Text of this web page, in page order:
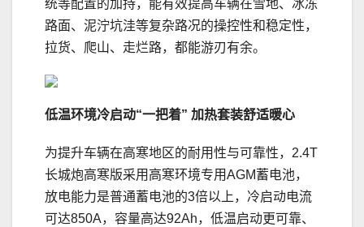
统等配置的加持，能有效提高车辆在雪地、冰冻
路面、泥泞坑洼等复杂路况的操控性和稳定性，
拉货、爬山、走烂路，都能游刃有余。
低温环境冷启动“一把着” 加热套装舒适暖心
为提升车辆在高寒地区的耐用性与可靠性，2.4T
长城炮高寒版采用高寒环境专用AGM蓄电池，
放电能力是普通蓄电池的3倍以上，冷启动电流
可达850A，容量高达92Ah，低温启动更可靠、